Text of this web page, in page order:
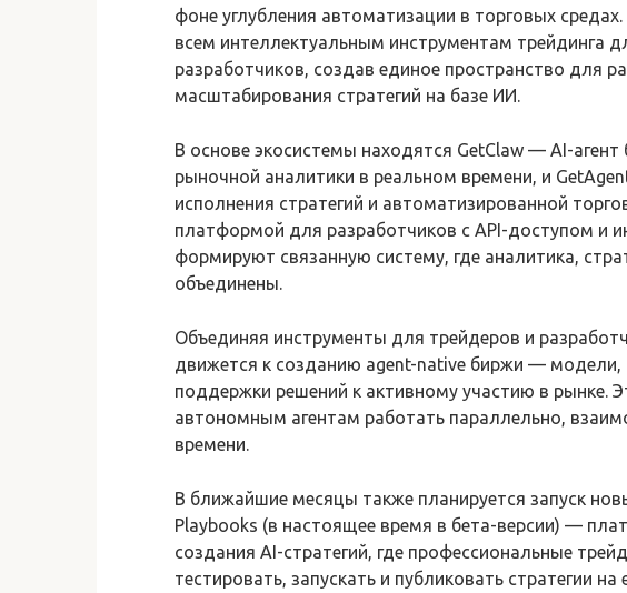
фоне углубления автоматизации в торговых
всем интеллектуальным инструментам трейдинга
разработчиков, создав единое пространство для
масштабирования стратегий на базе ИИ.
В основе экосистемы находятся GetClaw — AI-агент
рыночной аналитики в реальном времени, и
исполнения стратегий и автоматизированной
платформой для разработчиков с API-доступом и
формируют связанную систему, где аналитика,
объединены.
Объединяя инструменты для трейдеров и
движется к созданию agent-native биржи — модели,
поддержки решений к активному участию в рынке.
автономным агентам работать параллельно,
времени.
В ближайшие месяцы также планируется запуск
Playbooks (в настоящее время в бета-версии) —
создания AI-стратегий, где профессиональные
тестировать, запускать и публиковать стратегии